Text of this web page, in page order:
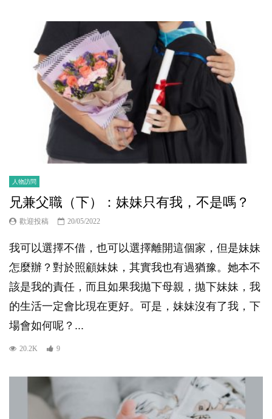
人物訪問
兄兼父職（下）：妹妹只有我，不是嗎？
歡迎投稿 20/05/2022
我可以選擇不借，也可以選擇離開這個家，但是妹妹
怎麼辦？對於照顧妹妹，其實我也有過猶豫。她本不
該是我的責任，而且如果我拋下母親，拋下妹妹，我
的生活一定會比現在更好。可是，妹妹沒有了我，下
場會如何呢？...
20.2K 9